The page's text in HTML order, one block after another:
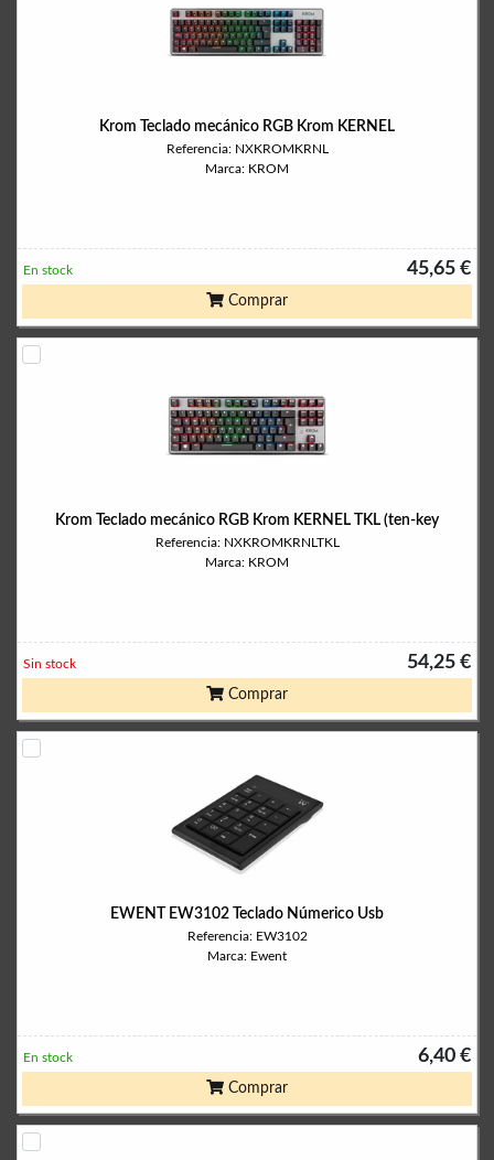
Krom Teclado mecánico RGB Krom KERNEL
Referencia: NXKROMKRNL
Marca: KROM
45,65 €
En stock
Comprar
Krom Teclado mecánico RGB Krom KERNEL TKL (ten-key
Referencia: NXKROMKRNLTKL
Marca: KROM
54,25 €
Sin stock
Comprar
EWENT EW3102 Teclado Númerico Usb
Referencia: EW3102
Marca: Ewent
6,40 €
En stock
Comprar